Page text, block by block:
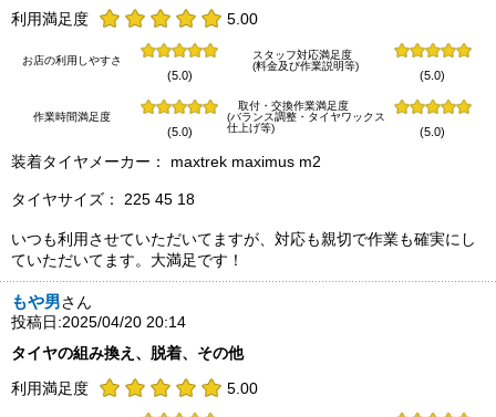
利用満足度 5.00
お店の利用しやすさ
(5.0)
スタッフ対応満足度
(料金及び作業説明等)
(5.0)
作業時間満足度
(5.0)
取付・交換作業満足度
(バランス調整・タイヤワックス
仕上げ等)
(5.0)
装着タイヤメーカー： maxtrek maximus m2
タイヤサイズ： 225 45 18
いつも利用させていただいてますが、対応も親切で作業も確実にし
ていただいてます。大満足です！
もや男さん
投稿日:2025/04/20 20:14
タイヤの組み換え、脱着、その他
利用満足度
5.00